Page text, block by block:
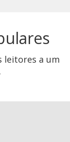
leitores a um